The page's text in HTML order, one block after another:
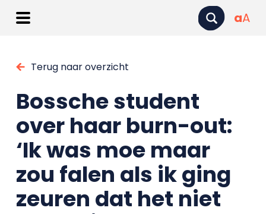
aA
Terug naar overzicht
Bossche student
over haar burn-out:
‘Ik was moe maar
zou falen als ik ging
zeuren dat het niet